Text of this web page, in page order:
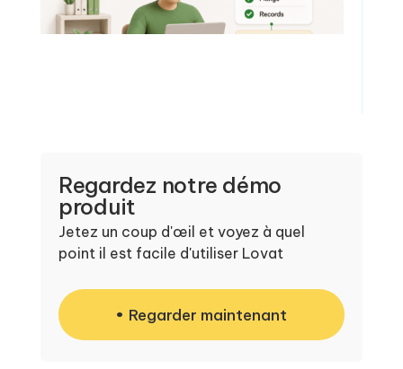
Regardez notre démo
produit
Jetez un coup d'œil et voyez à quel
point il est facile d'utiliser Lovat
Regarder maintenant